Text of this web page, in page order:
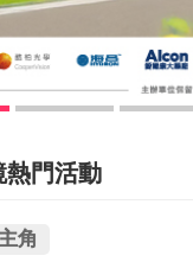
熱門活動
角